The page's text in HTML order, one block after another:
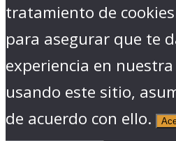
tratamiento de
para asegurar que te
experiencia en
usando este sitio,
de acuerdo con ello.